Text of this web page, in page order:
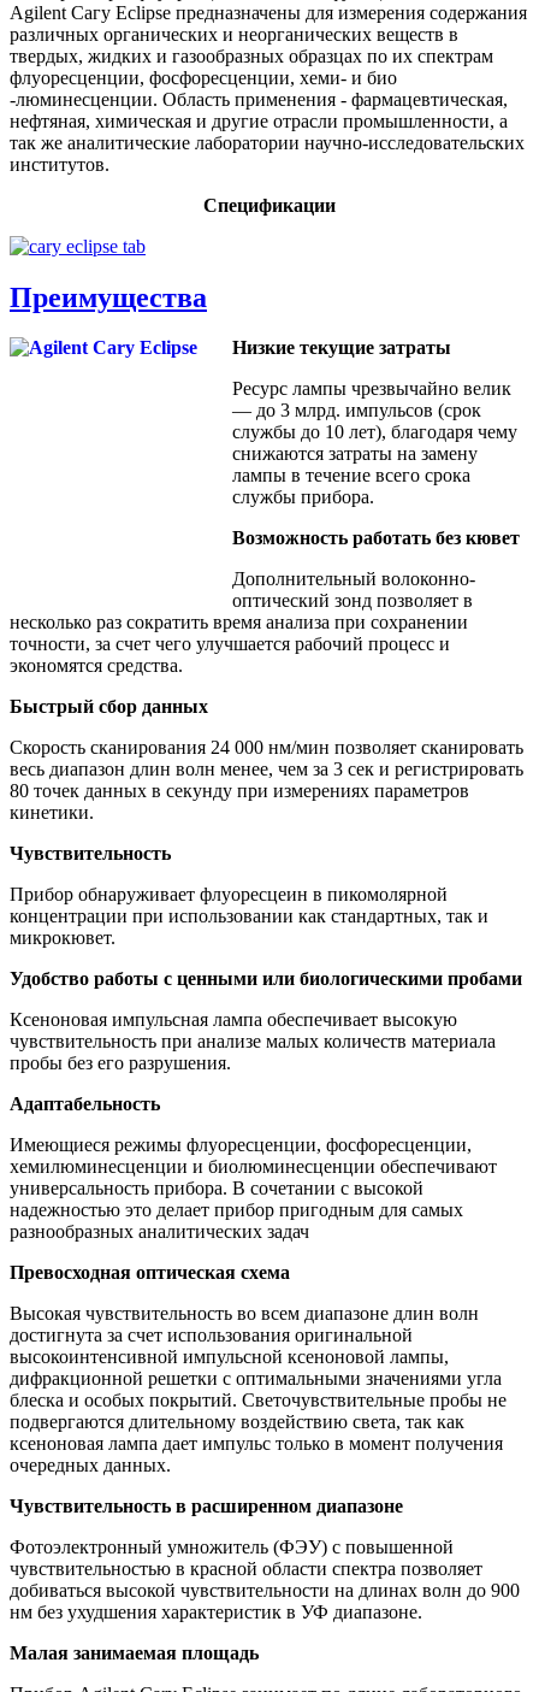
Agilent Сагу Eclipse предназначены для измерения содержания
различных органических и неорганических веществ в
твердых, жидких и газообразных образцах по их спектрам
флуоресценции, фосфоресценции, хеми- и био
-люминесценции. Область применения - фармацевтическая,
нефтяная, химическая и другие отрасли промышленности, а
так же аналитические лаборатории научно-исследовательских
институтов.
Спецификации
Преимущества
Низкие текущие затраты
Ресурс лампы чрезвычайно велик
— до 3 млрд. импульсов (срок
службы до 10 лет), благодаря чему
снижаются затраты на замену
лампы в течение всего срока
службы прибора.
Возможность работать без кювет
Дополнительный волоконно-
оптический зонд позволяет в
несколько раз сократить время анализа при сохранении
точности, за счет чего улучшается рабочий процесс и
экономятся средства.
Быстрый сбор данных
Скорость сканирования 24 000 нм/мин позволяет сканировать
весь диапазон длин волн менее, чем за 3 сек и регистрировать
80 точек данных в секунду при измерениях параметров
кинетики.
Чувствительность
Прибор обнаруживает флуоресцеин в пикомолярной
концентрации при использовании как стандартных, так и
микрокювет.
Удобство работы с ценными или биологическими пробами
Ксеноновая импульсная лампа обеспечивает высокую
чувствительность при анализе малых количеств материала
пробы без его разрушения.
Адаптабельность
Имеющиеся режимы флуоресценции, фосфоресценции,
хемилюминесценции и биолюминесценции обеспечивают
универсальность прибора. В сочетании с высокой
надежностью это делает прибор пригодным для самых
разнообразных аналитических задач
Превосходная оптическая схема
Высокая чувствительность во всем диапазоне длин волн
достигнута за счет использования оригинальной
высокоинтенсивной импульсной ксеноновой лампы,
дифракционной решетки с оптимальными значениями угла
блеска и особых покрытий. Светочувствительные пробы не
подвергаются длительному воздействию света, так как
ксеноновая лампа дает импульс только в момент получения
очередных данных.
Чувствительность в расширенном диапазоне
Фотоэлектронный умножитель (ФЭУ) с повышенной
чувствительностью в красной области спектра позволяет
добиваться высокой чувствительности на длинах волн до 900
нм без ухудшения характеристик в УФ диапазоне.
Малая занимаемая площадь